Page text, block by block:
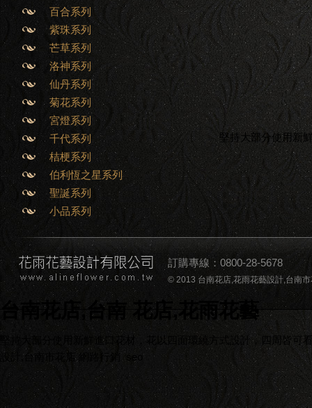
百合系列
紫珠系列
芒草系列
洛神系列
仙丹系列
菊花系列
宮燈系列
千代系列
桔梗系列
伯利恆之星系列
聖誕系列
小品系列
堅持大部分使用新
訂購專線：0800-28-5678
© 2013 台南花店,花雨花藝設計,台南
台南花店,台南 花店,花雨花藝
堅持大部分使用新鮮進口花材，花以四面環繞方式設計，四周皆
設計,台南市花店
網路行銷 seo